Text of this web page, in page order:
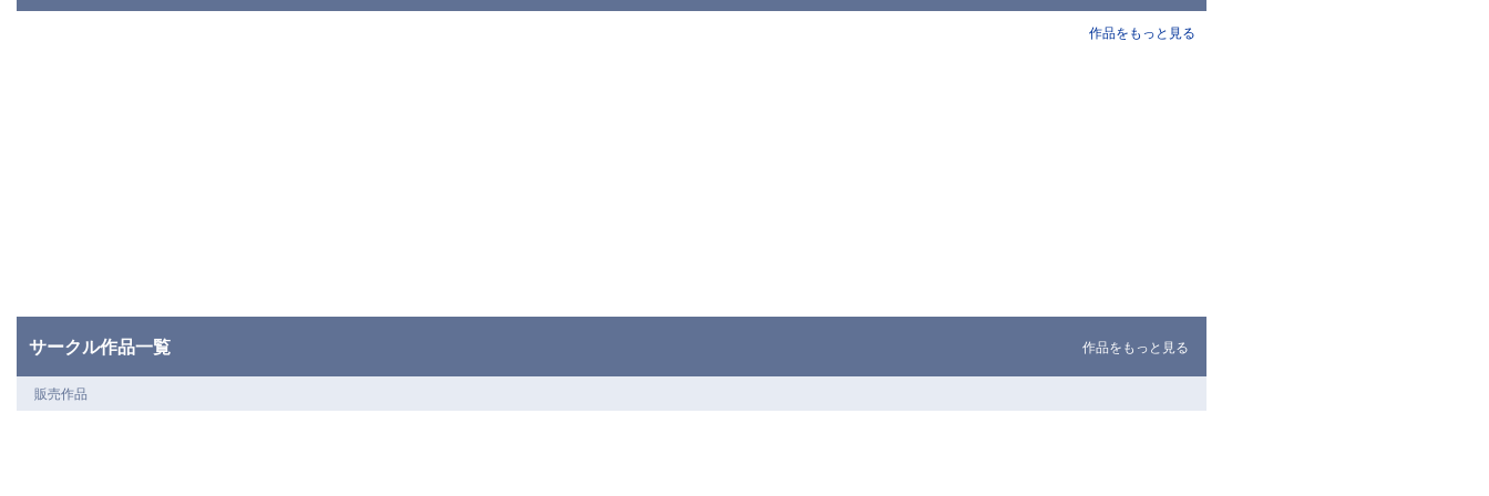
作品をもっと見る
サークル作品一覧 作品をもっと見る
販売作品